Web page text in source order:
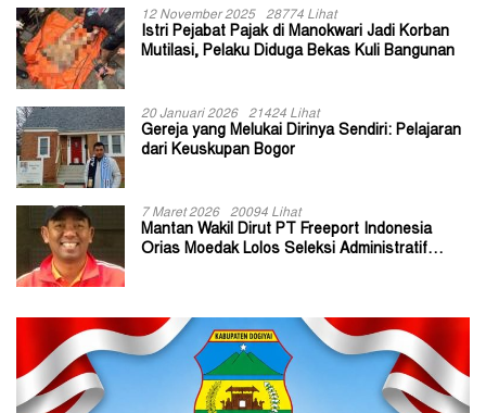
12 November 2025 28774 Lihat
Istri Pejabat Pajak di Manokwari Jadi Korban
Mutilasi, Pelaku Diduga Bekas Kuli Bangunan
20 Januari 2026 21424 Lihat
Gereja yang Melukai Dirinya Sendiri: Pelajaran
dari Keuskupan Bogor
7 Maret 2026 20094 Lihat
Mantan Wakil Dirut PT Freeport Indonesia
Orias Moedak Lolos Seleksi Administratif